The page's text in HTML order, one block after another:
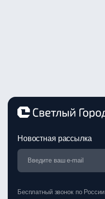
Новостная рассылка
Бесплатный звонок по России